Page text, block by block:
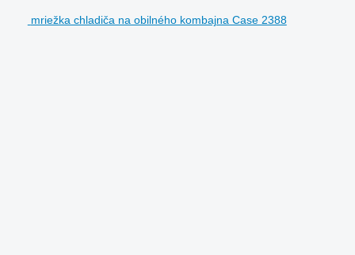
mriežka chladiča na obilného kombajna Case 2388